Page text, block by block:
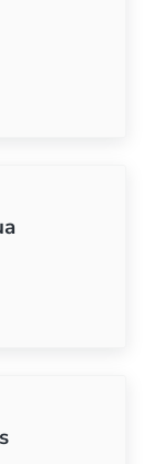
de
al agua